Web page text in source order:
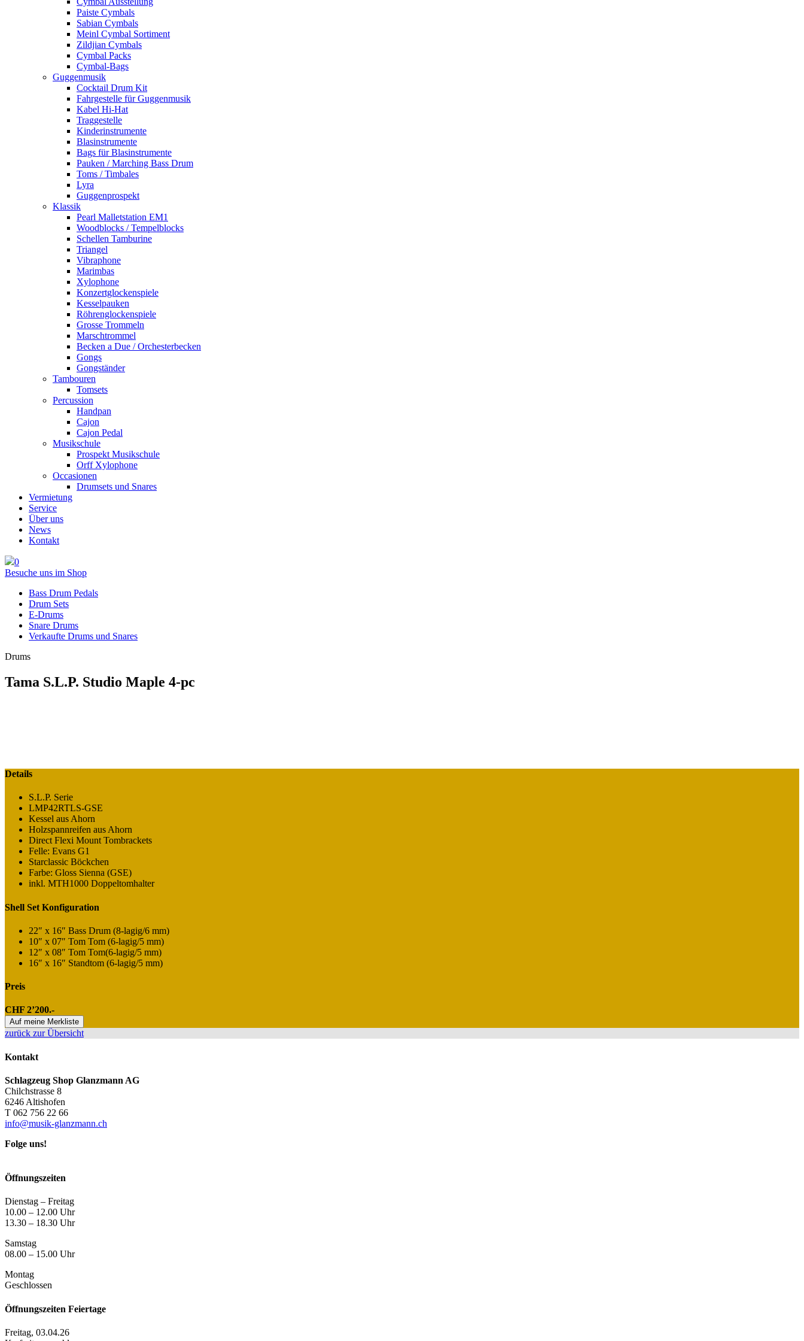
Paiste Cymbals
Sabian Cymbals
Meinl Cymbal Sortiment
Zildjian Cymbals
Cymbal Packs
Cymbal-Bags
Guggenmusik
Cocktail Drum Kit
Fahrgestelle für Guggenmusik
Kabel Hi-Hat
Traggestelle
Kinderinstrumente
Blasinstrumente
Bags für Blasinstrumente
Pauken / Marching Bass Drum
Toms / Timbales
Lyra
Guggenprospekt
Klassik
Pearl Malletstation EM1
Woodblocks / Tempelblocks
Schellen Tamburine
Triangel
Vibraphone
Marimbas
Xylophone
Konzertglockenspiele
Kesselpauken
Röhren­glocken­spiele
Grosse Trommeln
Marschtrommel
Becken a Due / Orchester­becken
Gongs
Gongständer
Tambouren
Tomsets
Percussion
Handpan
Cajon
Cajon Pedal
Musikschule
Prospekt Musikschule
Orff Xylophone
Occasionen
Drumsets und Snares
Vermietung
Service
Über uns
News
Kontakt
0
Besuche uns im Shop
Bass Drum Pedals
Drum Sets
E-Drums
Snare Drums
Verkaufte Drums und Snares
Drums
Tama S.L.P. Studio Maple 4-pc
Details
S.L.P. Serie
LMP42RTLS-GSE
Kessel aus Ahorn
Holzspannreifen aus Ahorn
Direct Flexi Mount Tombrackets
Felle: Evans G1
Starclassic Böckchen
Farbe: Gloss Sienna (GSE)
inkl. MTH1000 Doppeltomhalter
Shell Set Konfiguration
22″ x 16″ Bass Drum (8-lagig/6 mm)
10″ x 07″ Tom Tom (6-lagig/5 mm)
12″ x 08″ Tom Tom(6-lagig/5 mm)
16″ x 16″ Standtom (6-lagig/5 mm)
Preis
CHF 2’200.-
Auf meine Merkliste
zurück zur Übersicht
Kontakt
Schlagzeug Shop Glanzmann AG
Chilchstrasse 8
6246 Altishofen
T 062 756 22 66
info@musik-glanzmann.ch
Folge uns!
Öffnungszeiten
Dienstag – Freitag
10.00 – 12.00 Uhr
13.30 – 18.30 Uhr
Samstag
08.00 – 15.00 Uhr
Montag
Geschlossen
Öffnungszeiten Feiertage
Freitag, 03.04.26